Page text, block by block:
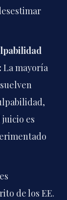
La mayoría
es
de los EE.